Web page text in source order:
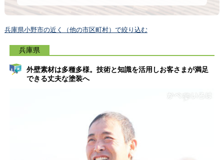
兵庫県小野市の近く（他の市区町村）で絞り込む
兵庫県
外壁素材は多種多様。技術と知識を活用しお客さまが満足
できる丈夫な塗装へ